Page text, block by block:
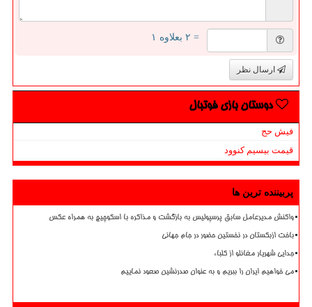
= ۲ بعلاوه ۱
ارسال نظر
دوستان بازی فوتبال
فیش حج
قیمت بیسیم کنوود
پربیننده ترین ها
واکنش مدیرعامل سابق پرسپولیس به بازگشت و مذاکره با اسکوچیچ به همراه عکس
باخت ازبکستان در نخستین حضور در جام جهانی
جدایی شهریار مغانلو از کلباء
می خواهیم ایران را ببریم و به عنوان صدرنشین صعود نماییم